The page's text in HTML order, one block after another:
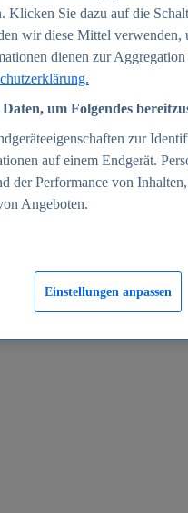
Klicken Sie dazu auf die
wir diese Mittel verwenden,
dienen zur
um Folgendes
zur
auf einem Endgerät.
der Performance von
Angeboten.
Einstellungen anpassen